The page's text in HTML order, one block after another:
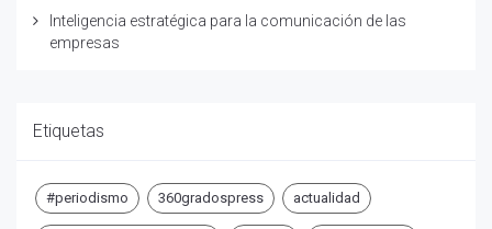
Inteligencia estratégica para la comunicación de las
empresas
Etiquetas
#periodismo 360gradospress actualidad